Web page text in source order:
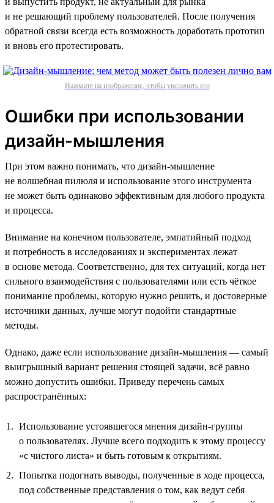
и не решающий проблему пользователей. После получения
обратной связи всегда есть возможность доработать прототип
и вновь его протестировать.
Нажмите на изображение, чтобы увеличить его
Ошибки при использовании
дизайн-мышления
При этом важно понимать, что дизайн-мышление
не волшебная пилюля и использование этого инструмента
не может быть одинаково эффективным для любого продукта
и процесса.
Внимание на конечном пользователе, эмпатийный подход
и потребность в исследованиях и экспериментах лежат
в основе метода. Соответственно, для тех ситуаций, когда нет
сильного взаимодействия с пользователями или есть чёткое
понимание проблемы, которую нужно решить, и достоверные
источники данных, лучше могут подойти стандартные
методы.
Однако, даже если использование дизайн-мышления — самый
выигрышный вариант решения стоящей задачи, всё равно
можно допустить ошибки. Приведу перечень самых
распространённых:
Использование устоявшегося мнения дизайн-группы
о пользователях. Лучше всего подходить к этому процессу
«с чистого листа» и быть готовым к открытиям.
Попытка подогнать выводы, полученные в ходе процесса,
под собственные представления о том, как ведут себя